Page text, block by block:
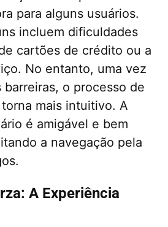
para alguns usuários.
incluem dificuldades
cartões de crédito ou a
No entanto, uma vez
barreiras, o processo de
mais intuitivo. A
é amigável e bem
a navegação pela
A Experiência